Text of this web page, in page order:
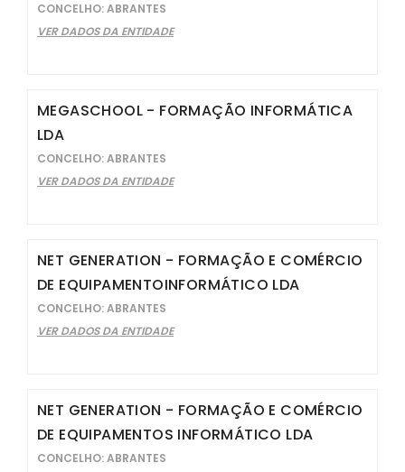
CONCELHO: ABRANTES
VER DADOS DA ENTIDADE
MEGASCHOOL - FORMAÇÃO INFORMÁTICA
LDA
CONCELHO: ABRANTES
VER DADOS DA ENTIDADE
NET GENERATION - FORMAÇÃO E COMÉRCIO
DE EQUIPAMENTOINFORMÁTICO LDA
CONCELHO: ABRANTES
VER DADOS DA ENTIDADE
NET GENERATION - FORMAÇÃO E COMÉRCIO
DE EQUIPAMENTOS INFORMÁTICO LDA
CONCELHO: ABRANTES